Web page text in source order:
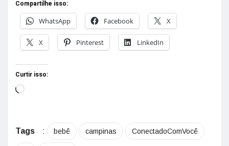
Compartilhe isso:
WhatsApp
Facebook X
X Pinterest LinkedIn
Curtir isso:
Tags : bebê campinas ConectadoComVocê